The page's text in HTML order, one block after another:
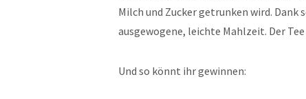
Milch und Zucker getrunken wird. Dank
ausgewogene, leichte Mahlzeit. Der
Und so könnt ihr gewinnen: